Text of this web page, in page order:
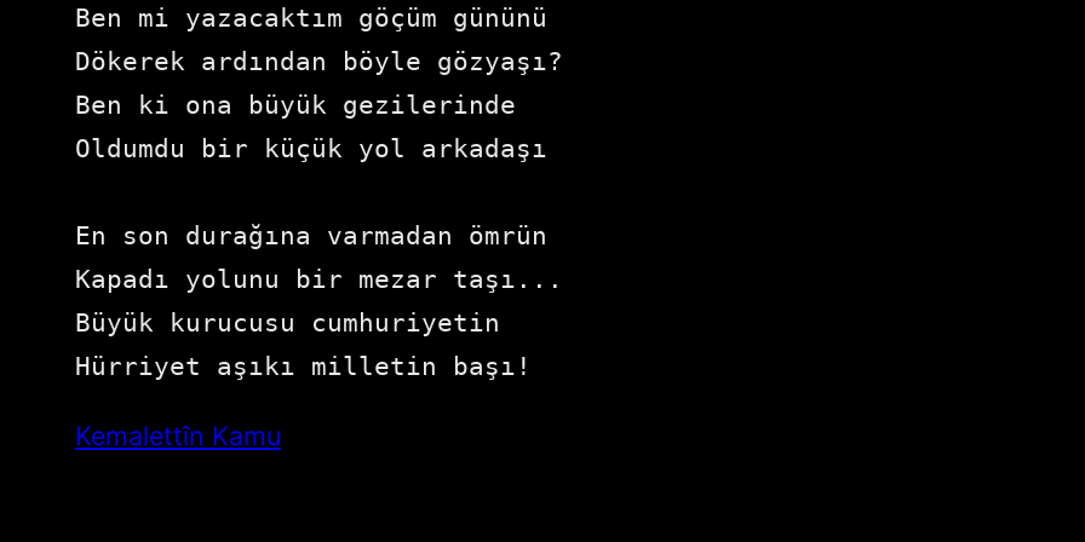
Ben mi yazacaktım göçüm gününü
Dökerek ardından böyle gözyaşı?
Ben ki ona büyük gezilerinde
Oldumdu bir küçük yol arkadaşı
En son durağına varmadan ömrün
Kapadı yolunu bir mezar taşı...
Büyük kurucusu cumhuriyetin
Hürriyet aşıkı milletin başı!
Kemalettîn Kamu